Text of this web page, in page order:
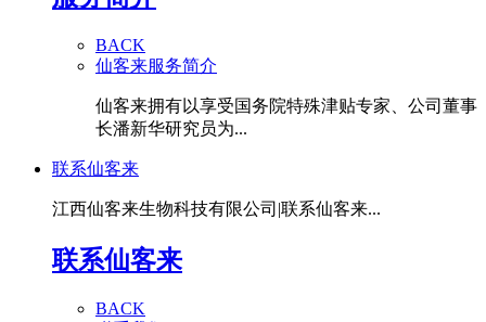
BACK
仙客来服务简介
仙客来拥有以享受国务院特殊津贴专家、公司董事
长潘新华研究员为...
联系仙客来
江西仙客来生物科技有限公司|联系仙客来...
联系仙客来
BACK